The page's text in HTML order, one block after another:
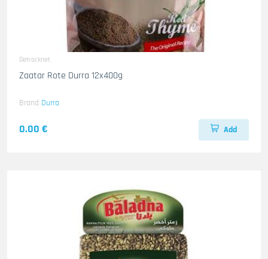
Getrocknet
Zaatar Rote Durra 12x400g
Brand Durra
0.00 € Add